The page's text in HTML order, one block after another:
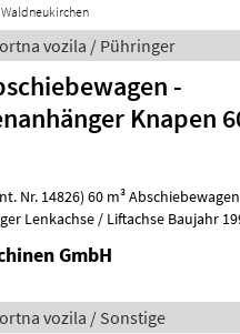
vozila / Pühringer
-
Knapen
Abschiebewagen /
Lenkachse / Liftachse Baujahr
GmbH
vozila / Sonstige